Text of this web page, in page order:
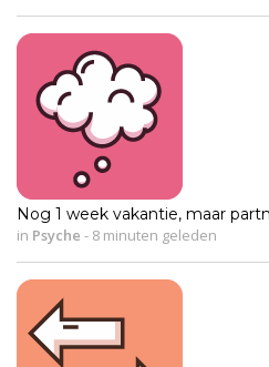
Nog 1 week vakantie, maar
in Psyche - 8 minuten geleden